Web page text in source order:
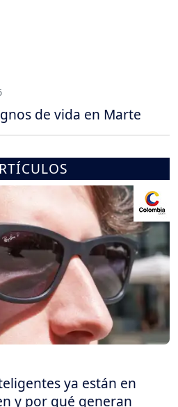
de vida en Marte
ya están en
y por qué generan